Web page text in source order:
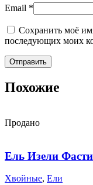
Email *
Сохранить моё
последующих моих
Похожие
Продано
Ель Изели
Хвойные, Ели